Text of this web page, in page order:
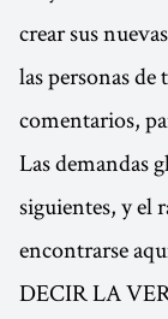
crear sus
las personas
comentarios,
Las demandas
siguientes, y el
encontrarse
DECIR LA